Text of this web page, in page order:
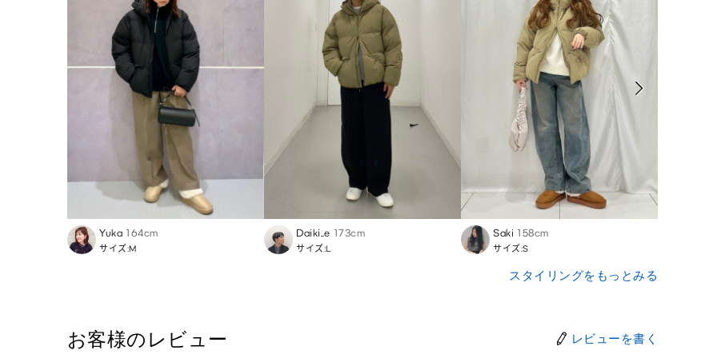
Yuka 164cm
サイズ:M
Daiki_e 173cm
サイズ:L
Saki 158cm
サイズ:S
スタイリングをもっとみる
お客様のレビュー レビューを書く